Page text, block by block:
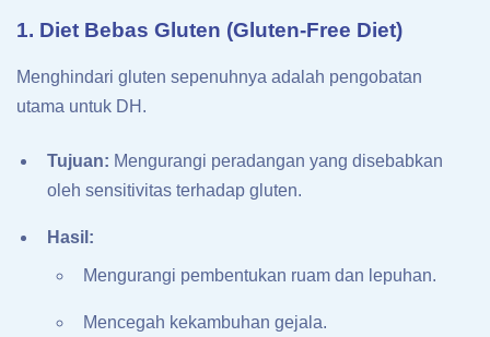
1. Diet Bebas Gluten (Gluten-Free Diet)
Menghindari gluten sepenuhnya adalah pengobatan
utama untuk DH.
Tujuan: Mengurangi peradangan yang disebabkan
oleh sensitivitas terhadap gluten.
Hasil:
Mengurangi pembentukan ruam dan lepuhan.
Mencegah kekambuhan gejala.